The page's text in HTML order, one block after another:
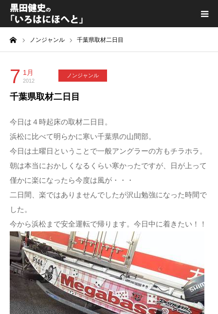
ノンジャンル 千葉県取材二日目
7 1月
2012
ノンジャンル
千葉県取材二日目
今日は４時起床の取材二日目。
浜松に比べて明らかに寒い千葉県の山間部。
今日は土曜日ということで一般アングラーの方もチラホラ。
朝は本当におかしくなるくらい寒かったですが、日が上って
僅かに楽になったら今度は風が・・・
二日間、楽ではありませんでしたが沢山勉強になった時間で
した。
今から浜松まで安全運転で帰ります。今日中に着きたい！！
黒田健史プロフィール
カテゴリ一覧
喫茶KURODA
YouTube｜Kuro channel
メディア出演
プライバシーポリシー